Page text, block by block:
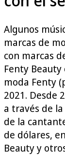
Algunos
marcas de
con marcas
Fenty
moda Fenty
2021. Desde
a través de
de la
de dólares,
Beauty y